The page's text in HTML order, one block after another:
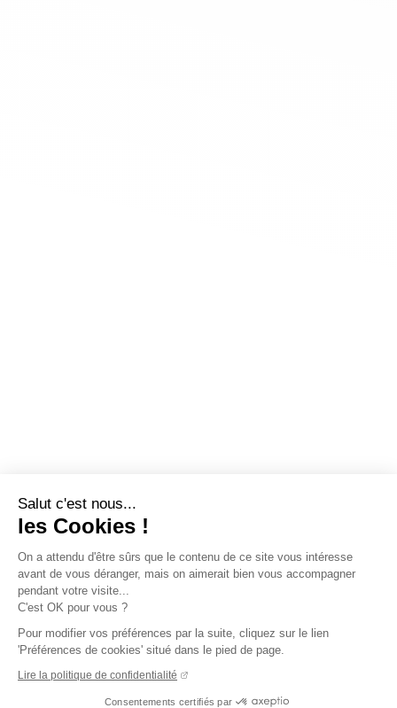
Salut c'est nous...
les Cookies !
On a attendu d'être sûrs que le contenu de ce site vous intéresse
avant de vous déranger, mais on aimerait bien vous accompagner
pendant votre visite...
C'est OK pour vous ?
Pour modifier vos préférences par la suite, cliquez sur le lien
'Préférences de cookies' situé dans le pied de page.
Lire la politique de confidentialité
Consentements certifiés par